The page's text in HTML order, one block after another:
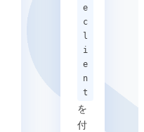
e
c
l
i
e
n
t
を
付